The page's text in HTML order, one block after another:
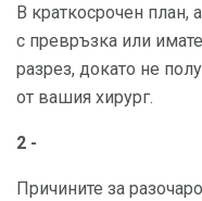
В краткосрочен план,
с превръзка или
разрез, докато не
от вашия хирург.
2 -
Причините за